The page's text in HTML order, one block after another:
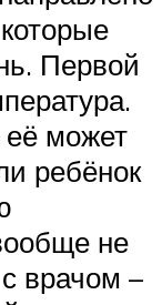
Первой
её может
ребёнок
не
врачом –